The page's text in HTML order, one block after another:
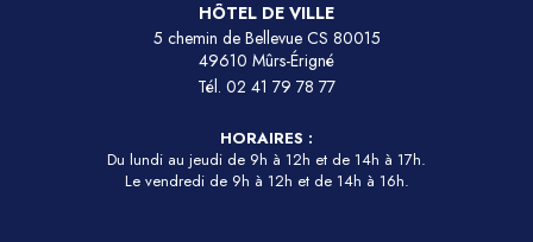
HÔTEL DE VILLE
5 chemin de Bellevue CS 80015
49610 Mûrs-Érigné
Tél. 02 41 79 78 77
HORAIRES :
Du lundi au jeudi de 9h à 12h et de 14h à 17h.
Le vendredi de 9h à 12h et de 14h à 16h.